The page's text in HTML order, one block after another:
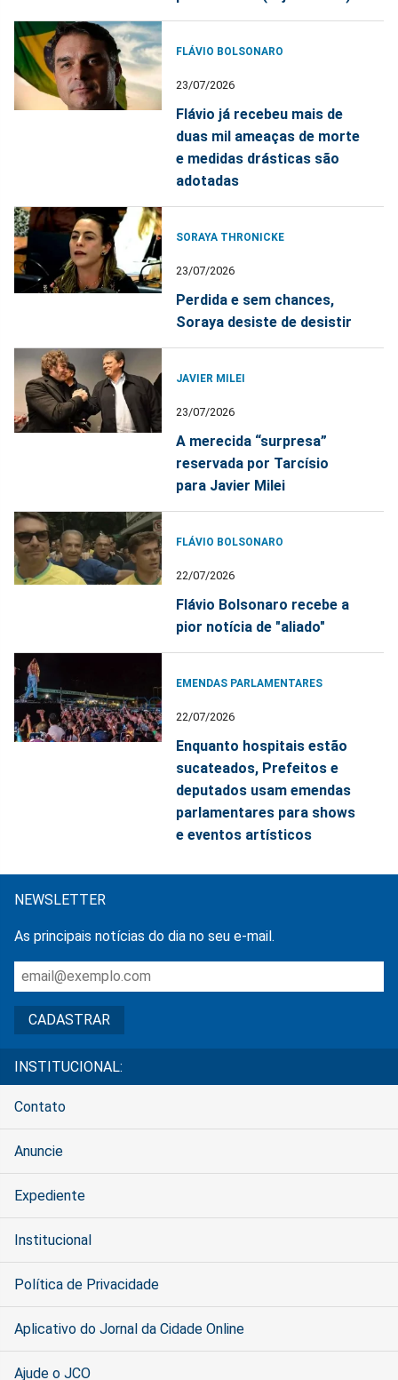
FLÁVIO BOLSONARO
23/07/2026
Flávio já recebeu mais de
duas mil ameaças de morte
e medidas drásticas são
adotadas
SORAYA THRONICKE
23/07/2026
Perdida e sem chances,
Soraya desiste de desistir
JAVIER MILEI
23/07/2026
A merecida “surpresa”
reservada por Tarcísio
para Javier Milei
FLÁVIO BOLSONARO
22/07/2026
Flávio Bolsonaro recebe a
pior notícia de "aliado"
EMENDAS PARLAMENTARES
22/07/2026
Enquanto hospitais estão
sucateados, Prefeitos e
deputados usam emendas
parlamentares para shows
e eventos artísticos
NEWSLETTER
As principais notícias do dia no seu e-mail.
INSTITUCIONAL:
Contato
Anuncie
Expediente
Institucional
Política de Privacidade
Aplicativo do Jornal da Cidade Online
Ajude o JCO